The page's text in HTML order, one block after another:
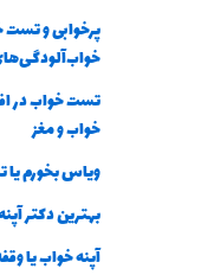
پرخوابی و
تست خواب در
خواب و مغز
ویاس بخورم
بهترین دکتر
آپنه خواب یا